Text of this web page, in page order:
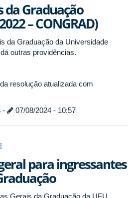
da Graduação
– CONGRAD)
da Graduação da Universidade
outras providências.
resolução atualizada com
- 07/08/2024 - 10:57
para ingressantes
Gerais da Graduação da UFU